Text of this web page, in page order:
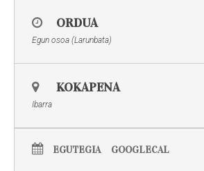
ORDUA
Egun osoa (Larunbata)
KOKAPENA
Ibarra
EGUTEGIA GOOGLECAL